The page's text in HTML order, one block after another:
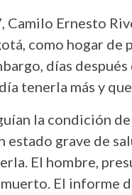
Camilo Ernesto
como hogar de
días
tenerla más y
la condición
estado grave de
El hombre,
El informe